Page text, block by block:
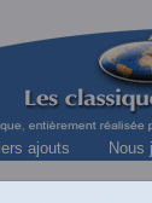
ajouts Nous